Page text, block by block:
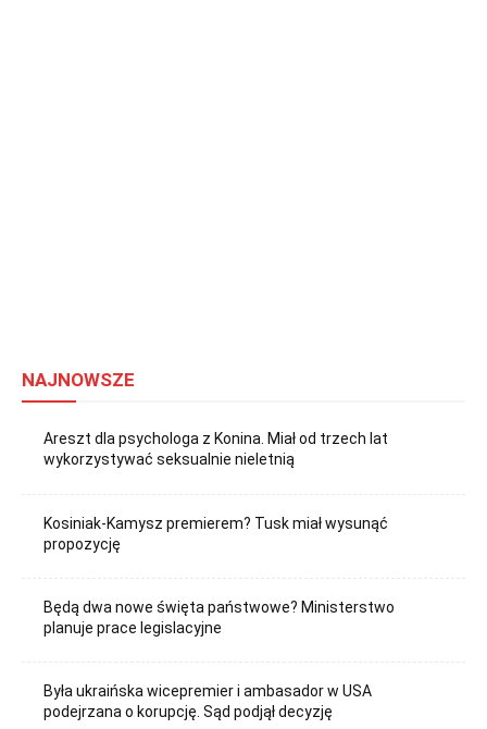
NAJNOWSZE
Areszt dla psychologa z Konina. Miał od trzech lat
wykorzystywać seksualnie nieletnią
Kosiniak-Kamysz premierem? Tusk miał wysunąć
propozycję
Będą dwa nowe święta państwowe? Ministerstwo
planuje prace legislacyjne
Była ukraińska wicepremier i ambasador w USA
podejrzana o korupcję. Sąd podjął decyzję